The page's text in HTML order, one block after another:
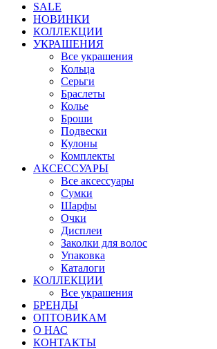
SALE
НОВИНКИ
КОЛЛЕКЦИИ
УКРАШЕНИЯ
Все украшения
Кольца
Серьги
Браслеты
Колье
Броши
Подвески
Кулоны
Комплекты
АКСЕССУАРЫ
Все аксессуары
Сумки
Шарфы
Очки
Дисплеи
Заколки для волос
Упаковка
Каталоги
КОЛЛЕКЦИИ
Все украшения
БРЕНДЫ
ОПТОВИКАМ
О НАС
КОНТАКТЫ